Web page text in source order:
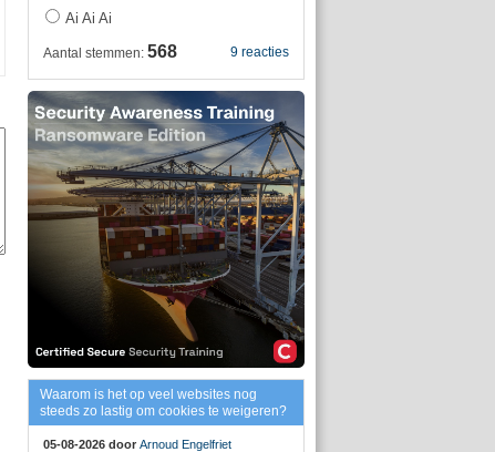
Ai Ai Ai
9 reacties
Aantal stemmen: 568
Waarom is het op veel websites nog
steeds zo lastig om cookies te weigeren?
05-08-2026 door Arnoud Engelfriet